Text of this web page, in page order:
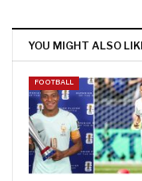
YOU MIGHT ALSO
FOOTBALL